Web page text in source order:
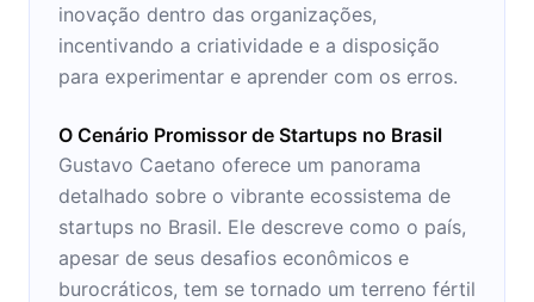
inovação dentro das organizações,
incentivando a criatividade e a disposição
para experimentar e aprender com os erros.
O Cenário Promissor de Startups no Brasil
Gustavo Caetano oferece um panorama
detalhado sobre o vibrante ecossistema de
startups no Brasil. Ele descreve como o país,
apesar de seus desafios econômicos e
burocráticos, tem se tornado um terreno fértil